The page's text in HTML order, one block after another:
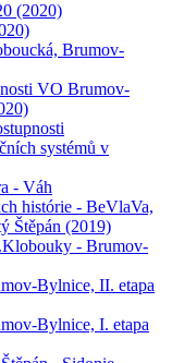
(2020)
Brumov-
VO Brumov-
systémů v
- Váh
histórie - BeVlaVa,
Štěpán (2019)
- Brumov-
Bylnice, II. etapa
Bylnice, I. etapa